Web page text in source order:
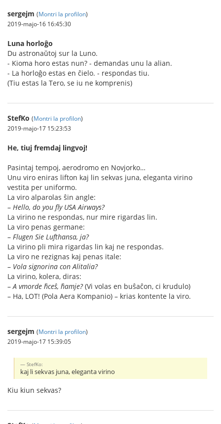
sergejm (Montri la profilon)
2019-majo-16 16:45:30
Luna horloĝo
Du astronaŭtoj sur la Luno.
- Kioma horo estas nun? - demandas unu la alian.
- La horloĝo estas en ĉielo. - respondas tiu.
(Tiu estas la Tero, se iu ne komprenis)
StefKo (Montri la profilon)
2019-majo-17 15:23:53
He, tiuj fremdaj lingvoj!
Pasintaj tempoj, aerodromo en Novjorko…
Unu viro eniras lifton kaj lin sekvas juna, eleganta virino
vestita per uniformo.
La viro alparolas ŝin angle:
– Hello, do you fly USA Airways?
La virino ne respondas, nur mire rigardas lin.
La viro penas germane:
– Flugen Sie Lufthansa, ja?
La virino pli mira rigardas lin kaj ne respondas.
La viro ne rezignas kaj penas itale:
– Vola signorina con Alitalia?
La virino, kolera, diras:
–A vmorde ĥceŝ, ĥamje?(Vi volas en buŝaĉon, ci krudulo)
– Ha, LOT! (Pola Aera Kompanio) – krias kontente la viro.
sergejm (Montri la profilon)
2019-majo-17 15:39:05
StefKo:
kaj li sekvas juna, eleganta virino
Kiu kiun sekvas?